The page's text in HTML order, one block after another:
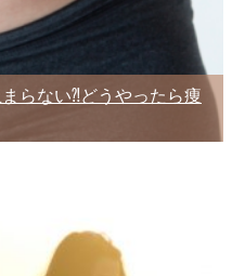
らない⁈どうやったら痩